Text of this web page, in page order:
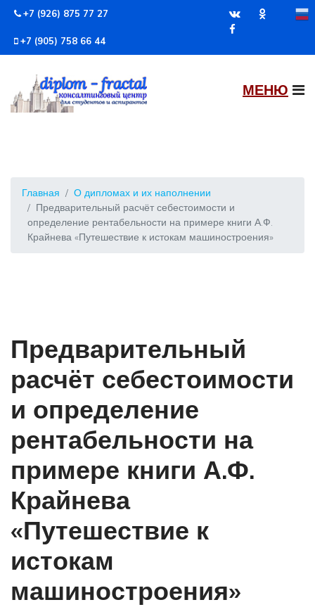
+7 (926) 875 77 27
+7 (905) 758 66 44
Главная
О дипломах и их наполнении
Предварительный расчёт себестоимости и
определение рентабельности на примере книги А.Ф.
Крайнева «Путешествие к истокам машиностроения»
Предварительный
расчёт себестоимости
и определение
рентабельности на
примере книги А.Ф.
Крайнева
«Путешествие к
истокам
машиностроения»